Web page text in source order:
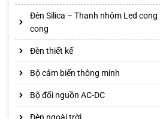
Đèn Silica – Thanh nhôm Led
cong
Đèn thiết kế
Bộ cảm biến thông minh
Bộ đổi nguồn AC-DC